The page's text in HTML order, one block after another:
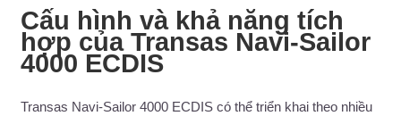
Cấu hình và khả năng tích
hợp của Transas Navi-Sailor
4000 ECDIS
Transas Navi-Sailor 4000 ECDIS có thể triển khai theo nhiều